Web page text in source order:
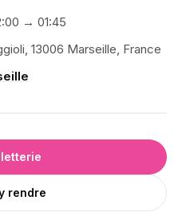
→ 01:45
13006 Marseille, France
rendre